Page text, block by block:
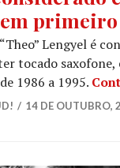
Lengyel é
tocado
1986 a 1995.
14 DE OUTUBRO,